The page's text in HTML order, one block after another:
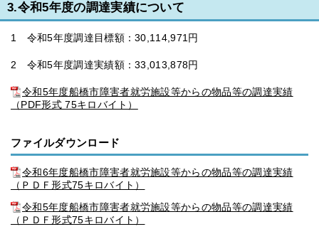
3.令和5年度の調達実績について
1 令和5年度調達目標額：30,114,971円
2 令和5年度調達実績額：33,013,878円
令和5年度船橋市障害者就労施設等からの物品等の調達実績
（PDF形式 75キロバイト）
ファイルダウンロード
令和6年度船橋市障害者就労施設等からの物品等の調達実績
（ＰＤＦ形式75キロバイト）
令和5年度船橋市障害者就労施設等からの物品等の調達実績
（ＰＤＦ形式75キロバイト）